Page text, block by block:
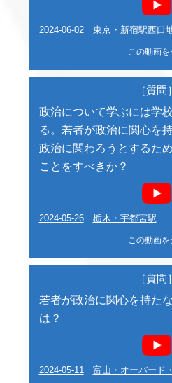
2024-06-02 東京・新宿駅西口
この動画
［質問］
政治について学ぶには学
る。若者が政治に関心を
政治に関わろうとするた
ことをすべきか？
2024-05-26 栃木・宇都宮駅
この動画
［質問］
若者が政治に関心を持た
は？
2024-05-11 富山・オーバード